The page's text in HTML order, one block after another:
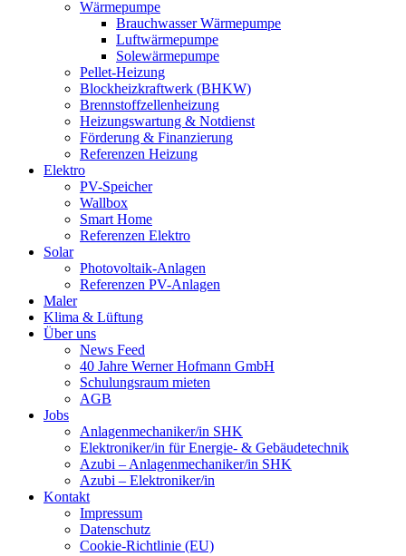
Wärmepumpe
Brauchwasser Wärmepumpe
Luftwärmepumpe
Solewärmepumpe
Pellet-Heizung
Blockheizkraftwerk (BHKW)
Brennstoffzellenheizung
Heizungswartung & Notdienst
Förderung & Finanzierung
Referenzen Heizung
Elektro
PV-Speicher
Wallbox
Smart Home
Referenzen Elektro
Solar
Photovoltaik-Anlagen
Referenzen PV-Anlagen
Maler
Klima & Lüftung
Über uns
News Feed
40 Jahre Werner Hofmann GmbH
Schulungsraum mieten
AGB
Jobs
Anlagenmechaniker/in SHK
Elektroniker/in für Energie- & Gebäudetechnik
Azubi – Anlagenmechaniker/in SHK
Azubi – Elektroniker/in
Kontakt
Impressum
Datenschutz
Cookie-Richtlinie (EU)